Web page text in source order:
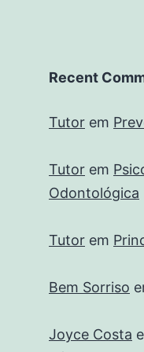
Recent
Tutor em
Tutor em
Odontológica
Tutor em
Bem Sorriso
Joyce Costa